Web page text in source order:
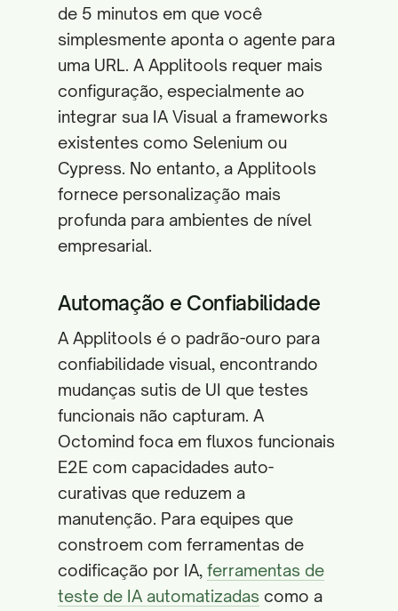
de 5 minutos em que você
simplesmente aponta o agente para
uma URL. A Applitools requer mais
configuração, especialmente ao
integrar sua IA Visual a frameworks
existentes como Selenium ou
Cypress. No entanto, a Applitools
fornece personalização mais
profunda para ambientes de nível
empresarial.
Automação e Confiabilidade
A Applitools é o padrão-ouro para
confiabilidade visual, encontrando
mudanças sutis de UI que testes
funcionais não capturam. A
Octomind foca em fluxos funcionais
E2E com capacidades auto-
curativas que reduzem a
manutenção. Para equipes que
constroem com ferramentas de
codificação por IA, ferramentas de
teste de IA automatizadas como a